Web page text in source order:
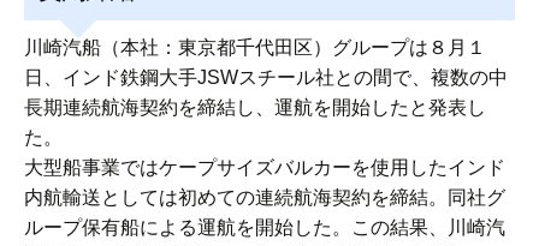
Masters組合員ログイン
川崎汽船（本社：東京都千代田区）グループは８月１
日、インド鉄鋼大手JSWスチール社との間で、複数の中
長期連続航海契約を締結し、運航を開始したと発表し
た。
大型船事業ではケープサイズバルカーを使用したインド
内航輸送としては初めての連続航海契約を締結。同社グ
ループ保有船による運航を開始した。この結果、川崎汽